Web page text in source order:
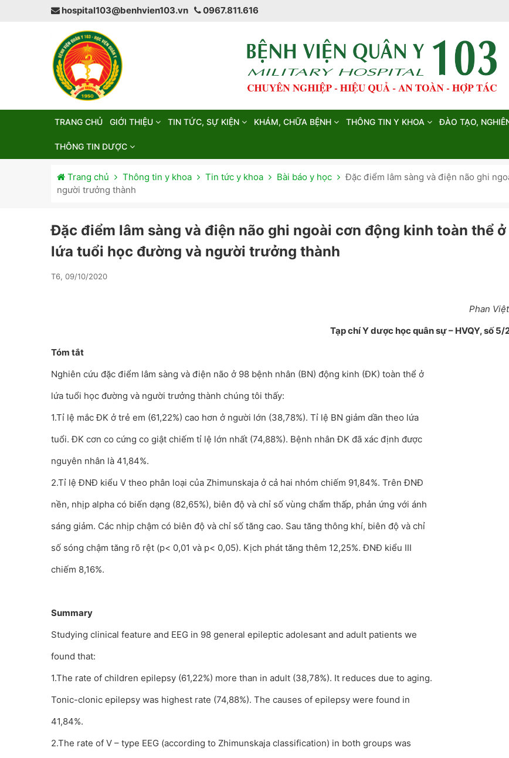
hospital103@benhvien103.vn 0967.811.616
TRANG CHỦ GIỚI THIỆU TIN TỨC, SỰ KIỆN KHÁM, CHỮA BỆNH THÔNG TIN Y KHOA ĐÀO TẠO,
THÔNG TIN DƯỢC
Trang chủ Thông tin y khoa Tin tức y khoa Bài báo y học
Đặc điểm lâm sàng và điện não ghi
người trưởng thành
Đặc điểm lâm sàng và điện não ghi ngoài cơn động kinh toàn thể ở
lứa tuổi học đường và người trưởng thành
T6, 09/10/2020
Phan
Tạp chí Y dược học quân sự – HVQY, số
Tóm tắt
Nghiên cứu đặc điểm lâm sàng và điện não ở 98 bệnh nhân (BN) động kinh (ĐK) toàn thể ở
lứa tuổi học đường và người trưởng thành chúng tôi thấy:
1.Tỉ lệ mắc ĐK ở trẻ em (61,22%) cao hơn ở người lớn (38,78%). Tỉ lệ BN giảm dần theo lứa
tuổi. ĐK cơn co cứng co giật chiếm tỉ lệ lớn nhất (74,88%). Bệnh nhân ĐK đã xác định được
nguyên nhân là 41,84%.
2.Tỉ lệ ĐNĐ kiểu V theo phân loại của Zhimunskaja ở cả hai nhóm chiếm 91,84%. Trên ĐNĐ
nền, nhịp alpha có biến dạng (82,65%), biên độ và chỉ số vùng chẩm thấp, phản ứng với ánh
sáng giảm. Các nhịp chậm có biên độ và chỉ số tăng cao. Sau tăng thông khí, biên độ và chỉ
số sóng chậm tăng rõ rệt (p< 0,01 và p< 0,05). Kịch phát tăng thêm 12,25%. ĐNĐ kiểu III
chiếm 8,16%.
Summary
Studying clinical feature and EEG in 98 general epileptic adolesant and adult patients we
found that:
1.The rate of children epilepsy (61,22%) more than in adult (38,78%). It reduces due to aging.
Tonic-clonic epilepsy was highest rate (74,88%). The causes of epilepsy were found in
41,84%.
2.The rate of V – type EEG (according to Zhimunskaja classification) in both groups was